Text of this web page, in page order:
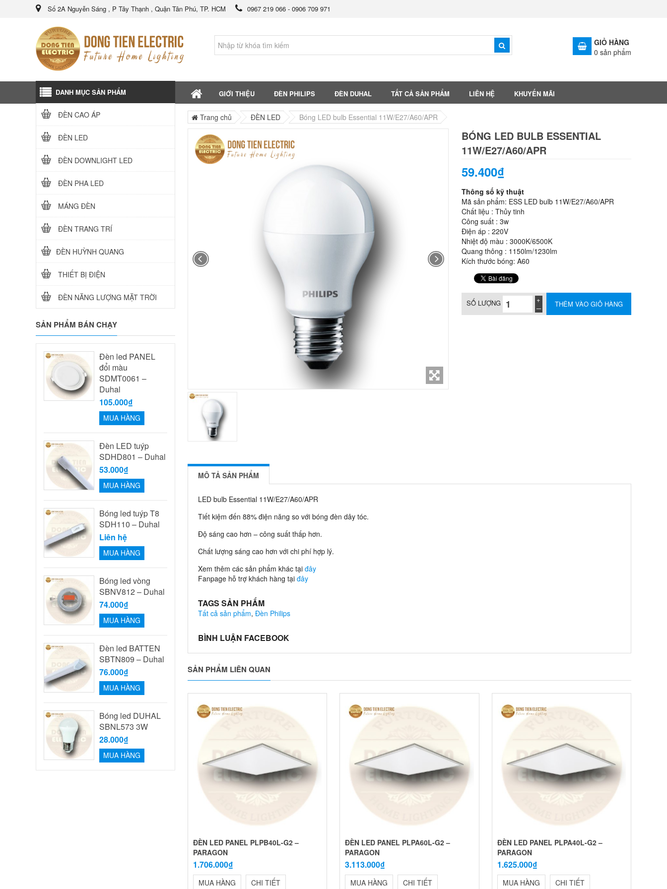
Số 2A Nguyễn Sáng , P Tây Thạnh , Quận Tân Phú, TP. HCM 0967 219 066 - 0906 709 971
GIỎ HÀNG
0 sản phẩm
GIỚI THIỆU ĐÈN PHILIPS ĐÈN DUHAL TẤT CẢ SẢN PHẨM LIÊN HỆ KHUYẾN MÃI
Trang chủ ĐÈN LED Bóng LED bulb Essential 11W/E27/A60/APR
BÓNG LED BULB ESSENTIAL
11W/E27/A60/APR
59.400₫
Thông số kỹ thuật
Mã sản phẩm: ESS LED bulb 11W/E27/A60/APR
Chất liệu : Thủy tinh
Công suất : 3w
Điện áp : 220V
Nhiệt độ màu : 3000K/6500K
Quang thông : 1150lm/1230lm
Kích thước bóng: A60
SỐ LƯỢNG THÊM VÀO GIỎ HÀNG
MÔ TẢ SẢN PHẨM
LED bulb Essential 11W/E27/A60/APR
Tiết kiệm đến 88% điện năng so với bóng đèn dây tóc.
Độ sáng cao hơn – công suất thấp hơn.
Chất lượng sáng cao hơn với chi phí hợp lý.
Xem thêm các sản phẩm khác tạiđây
Fanpage hỗ trợ khách hàng tạiđây
TAGS SẢN PHẨM
Tất cả sản phẩm,Đèn Philips
BÌNH LUẬN FACEBOOK
SẢN PHẨM LIÊN QUAN
ĐÈN LED PANEL PLPB40L-G2 –
PARAGON
1.706.000₫
MUA HÀNG CHI TIẾT
ĐÈN LED PANEL PLPA60L-G2 –
PARAGON
3.113.000₫
MUA HÀNG CHI TIẾT
ĐÈN LED PANEL PLPA40L-G2 –
PARAGON
1.625.000₫
MUA HÀNG CHI TIẾT
DANH MỤC SẢN PHẨM
ĐÈN CAO ÁP
ĐÈN LED
ĐÈN DOWNLIGHT LED
ĐÈN PHA LED
MÁNG ĐÈN
ĐÈN TRANG TRÍ
ĐÈN HUỲNH QUANG
THIẾT BỊ ĐIỆN
ĐÈN NĂNG LƯỢNG MẶT TRỜI
SẢN PHẨM BÁN CHẠY
Đèn led PANEL
đổi màu
SDMT0061 –
Duhal
105.000₫
MUA HÀNG
Đèn LED tuýp
SDHD801 – Duhal
53.000₫
MUA HÀNG
Bóng led tuýp T8
SDH110 – Duhal
Liên hệ
MUA HÀNG
Bóng led vòng
SBNV812 – Duhal
74.000₫
MUA HÀNG
Đèn led BATTEN
SBTN809 – Duhal
76.000₫
MUA HÀNG
Bóng led DUHAL
SBNL573 3W
28.000₫
MUA HÀNG